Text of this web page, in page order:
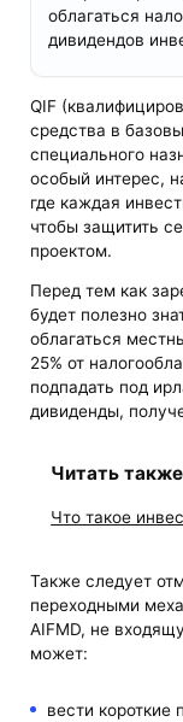
облагаться
дивидендов
QIF
средства в
специального
особый интерес,
где каждая
чтобы защитить
проектом.
Перед тем как
будет полезно
облагаться
25% от
подпадать под
дивиденды,
Читать
Что такое
Также следует
переходными
AIFMD, не
может:
вести короткие